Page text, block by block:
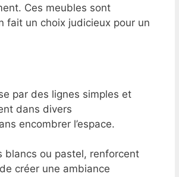
Ces meubles sont
fait un choix judicieux pour un
par des lignes simples et
dans divers
encombrer l’espace.
blancs ou pastel, renforcent
créer une ambiance